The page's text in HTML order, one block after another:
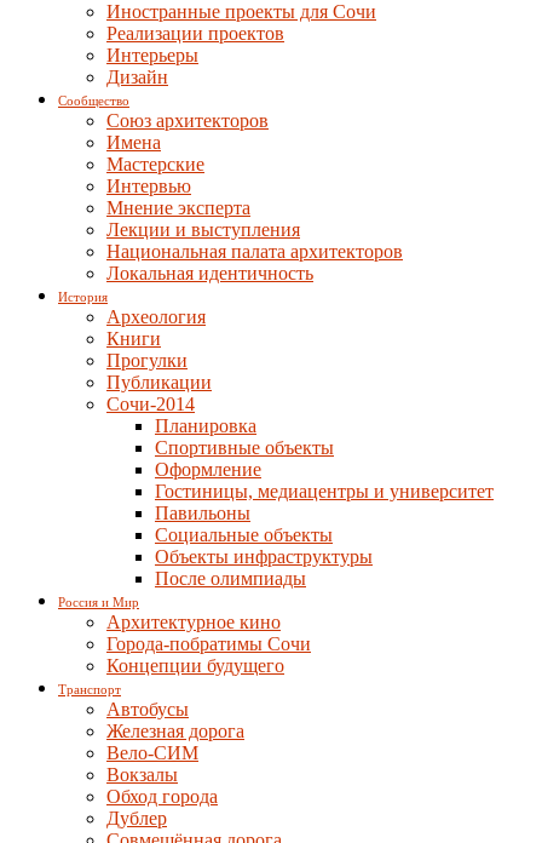
Иностранные проекты для Сочи
Реализации проектов
Интерьеры
Дизайн
Сообщество
Союз архитекторов
Имена
Мастерские
Интервью
Мнение эксперта
Лекции и выступления
Национальная палата архитекторов
Локальная идентичность
История
Археология
Книги
Прогулки
Публикации
Сочи-2014
Планировка
Спортивные объекты
Оформление
Гостиницы, медиацентры и университет
Павильоны
Социальные объекты
Объекты инфраструктуры
После олимпиады
Россия и Мир
Архитектурное кино
Города-побратимы Сочи
Концепции будущего
Транспорт
Автобусы
Железная дорога
Вело-СИМ
Вокзалы
Обход города
Дублер